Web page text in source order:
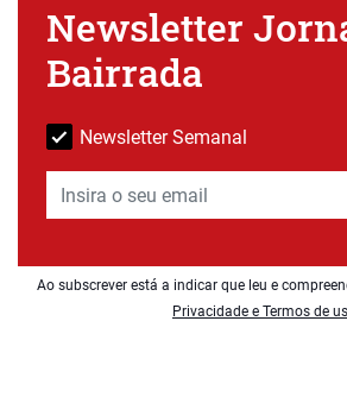
Newsletter
Bairrada
Newsletter Semanal
Ao subscrever está a indicar que leu e
Privacidade e Termos de